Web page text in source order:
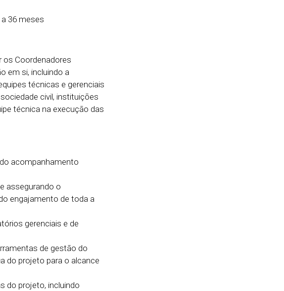
36 meses
os Coordenadores
em si, incluindo a
técnicas e gerenciais
civil, instituições
técnica na execução das
acompanhamento
assegurando o
engajamento de toda a
gerenciais e de
de gestão do
do projeto para o alcance
do projeto, incluindo